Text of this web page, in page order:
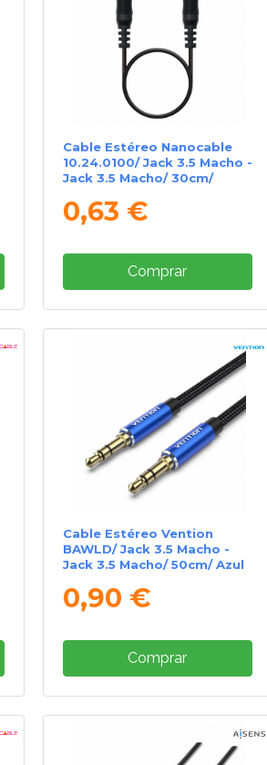
Cable Estéreo Nanocable
10.24.0100/ Jack 3.5 Macho -
Jack 3.5 Macho/ 30cm/
0,63 €
Comprar
Cable Estéreo Vention
BAWLD/ Jack 3.5 Macho -
Jack 3.5 Macho/ 50cm/ Azul
0,90 €
Comprar